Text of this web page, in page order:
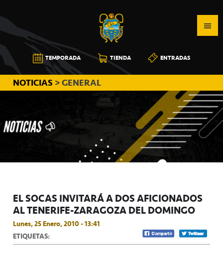
a
la
navegación
principal
al
contenido
principal
a
la
barra
lateral
principal
CB
CANARIAS
TEMPORADA TIENDA ENTRADAS
NOTICIAS > GENERAL
EL SOCAS INVITARÁ A DOS AFICIONADOS
AL TENERIFE-ZARAGOZA DEL DOMINGO
Lunes, 25 Enero, 2010 - 13:41
ETIQUETAS: